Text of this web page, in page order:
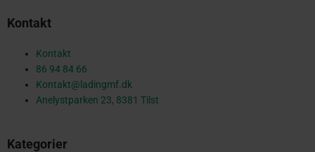
b
Kontakt
Kontakt
86 94 84 66
Kontakt@ladingmf.dk
Anelystparken 23, 8381 Tilst
Kategorier